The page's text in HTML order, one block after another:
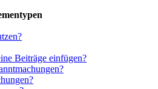
Beiträge einfügen?